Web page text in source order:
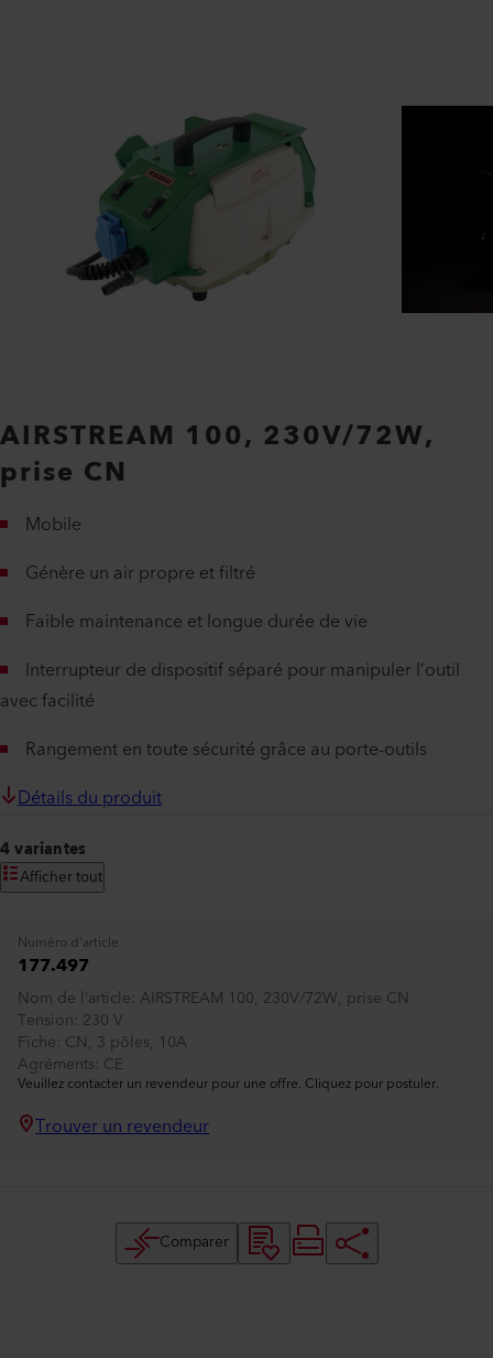
AIRSTREAM 100, 230V/72W,
prise CN
Mobile
Génère un air propre et filtré
Faible maintenance et longue durée de vie
Interrupteur de dispositif séparé pour manipuler l’outil
avec facilité
Rangement en toute sécurité grâce au porte-outils
Détails du produit
4 variantes
Afficher tout
Numéro d'article
177.497
Nom de l’article AIRSTREAM 100, 230V/72W, prise CN
Tension 230 V
Fiche CN, 3 pôles, 10A
Agréments CE
Veuillez contacter un revendeur pour une offre. Cliquez pour postuler.
Trouver un revendeur
Comparer